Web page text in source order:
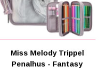
Miss Melody Trippel
Penalhus - Fantasy